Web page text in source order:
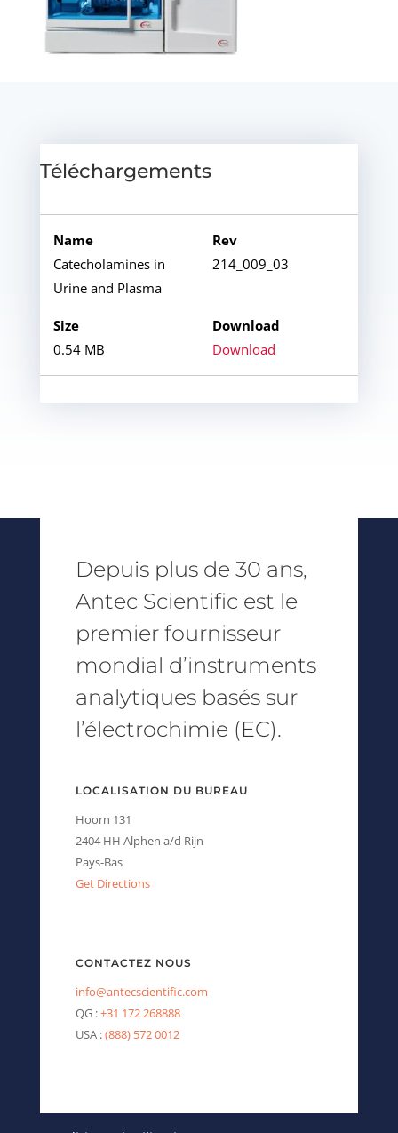
Téléchargements
Catecholamines in
Urine and Plasma
214_009_03
0.54 MB Download
Depuis plus de 30 ans,
Antec Scientific est le
premier fournisseur
mondial d’instruments
analytiques basés sur
l’électrochimie (EC).
LOCALISATION DU BUREAU
Hoorn 131
2404 HH Alphen a/d Rijn
Pays-Bas
Get Directions
CONTACTEZ NOUS
info@antecscientific.com
QG :+31 172 268888
USA :(888) 572 0012